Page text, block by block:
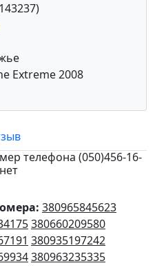
Extreme 2008
телефона (050)456-16-
380965845623
380660209580
380935197242
380963235335